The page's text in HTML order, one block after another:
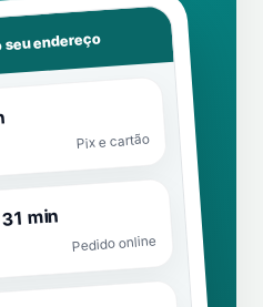
endereço
Pix e cartão
min
Pedido online